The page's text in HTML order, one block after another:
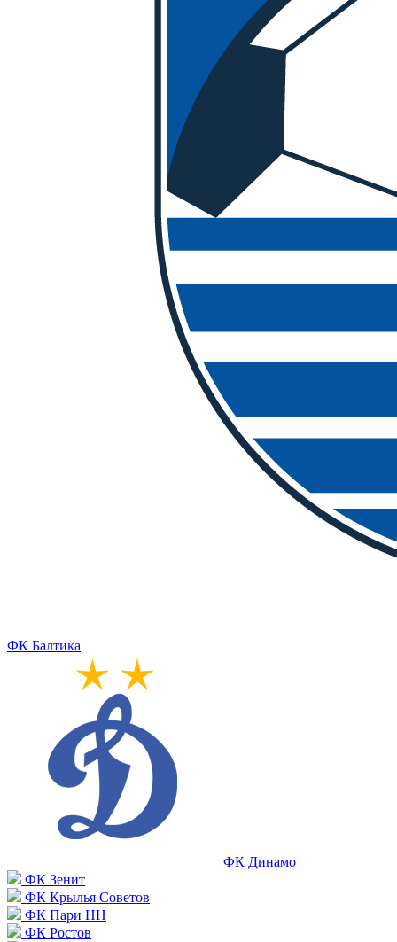
ФК Балтика
ФК Динамо
ФК Зенит
ФК Крылья Советов
ФК Пари НН
ФК Ростов